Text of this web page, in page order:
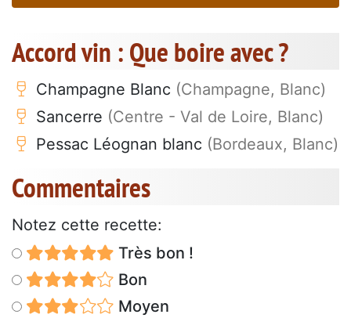
Accord vin : Que boire avec ?
Champagne Blanc (Champagne, Blanc)
Sancerre (Centre - Val de Loire, Blanc)
Pessac Léognan blanc (Bordeaux, Blanc)
Commentaires
Notez cette recette:
Très bon !
Bon
Moyen